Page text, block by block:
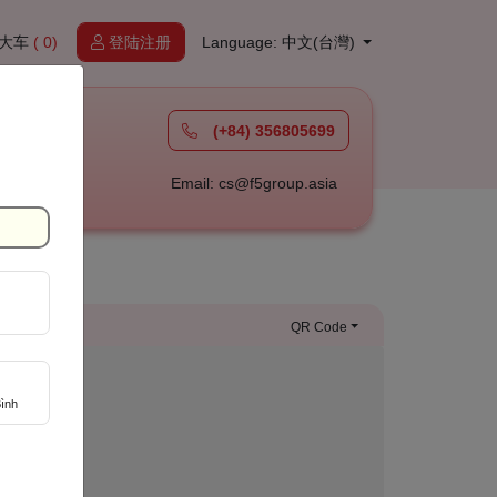
车 ( 0) 登陆注册 Language: 中文(台灣)
(+84) 356805699
Email: cs@f5group.asia
QR Code